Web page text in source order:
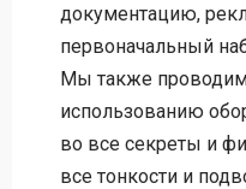
документацию,
первоначальный
Мы также
использованию
во все секреты и
все тонкости и